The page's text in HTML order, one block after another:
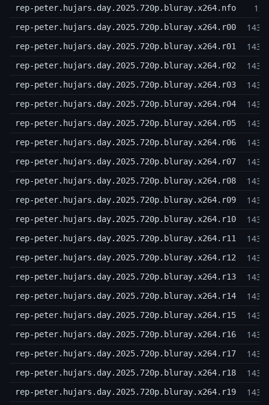
rep-peter.hujars.day.2025.720p.bluray.x264.nfo
rep-peter.hujars.day.2025.720p.bluray.x264.r00
rep-peter.hujars.day.2025.720p.bluray.x264.r01
rep-peter.hujars.day.2025.720p.bluray.x264.r02
rep-peter.hujars.day.2025.720p.bluray.x264.r03
rep-peter.hujars.day.2025.720p.bluray.x264.r04
rep-peter.hujars.day.2025.720p.bluray.x264.r05
rep-peter.hujars.day.2025.720p.bluray.x264.r06
rep-peter.hujars.day.2025.720p.bluray.x264.r07
rep-peter.hujars.day.2025.720p.bluray.x264.r08
rep-peter.hujars.day.2025.720p.bluray.x264.r09
rep-peter.hujars.day.2025.720p.bluray.x264.r10
rep-peter.hujars.day.2025.720p.bluray.x264.r11
rep-peter.hujars.day.2025.720p.bluray.x264.r12
rep-peter.hujars.day.2025.720p.bluray.x264.r13
rep-peter.hujars.day.2025.720p.bluray.x264.r14
rep-peter.hujars.day.2025.720p.bluray.x264.r15
rep-peter.hujars.day.2025.720p.bluray.x264.r16
rep-peter.hujars.day.2025.720p.bluray.x264.r17
rep-peter.hujars.day.2025.720p.bluray.x264.r18
rep-peter.hujars.day.2025.720p.bluray.x264.r19